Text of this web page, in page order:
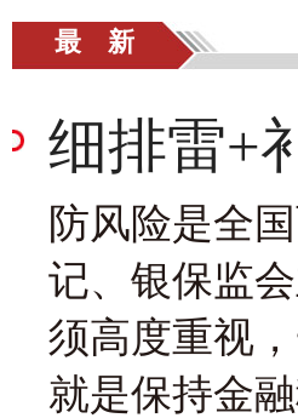
最 新
细排雷+
防风险是全
记、银保监
须高度重视
就是保持金